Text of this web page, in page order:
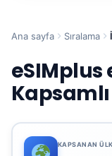
Ana sayfa Sıralama
eSIMplus
KAPSANAN